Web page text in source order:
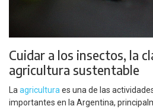
Cuidar a los insectos, la
agricultura sustentable
La agricultura es una de las
importantes en la Argentina,